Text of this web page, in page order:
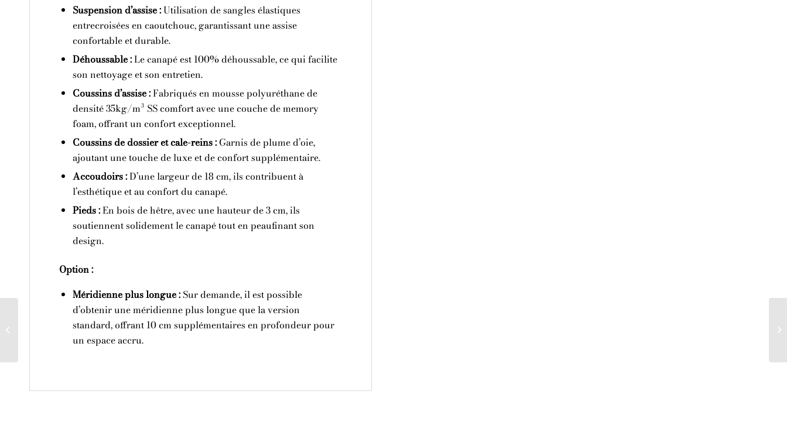
Suspension d’assise :Utilisation de sangles élastiques
entrecroisées en caoutchouc, garantissant une assise
confortable et durable.
Déhoussable :Le canapé est 100% déhoussable, ce qui facilite
son nettoyage et son entretien.
Coussins d’assise :Fabriqués en mousse polyuréthane de
densité 35kg/m³ SS comfort avec une couche de memory
foam, offrant un confort exceptionnel.
Coussins de dossier et cale-reins :Garnis de plume d’oie,
ajoutant une touche de luxe et de confort supplémentaire.
Accoudoirs :D’une largeur de 18 cm, ils contribuent à
l’esthétique et au confort du canapé.
Pieds :En bois de hêtre, avec une hauteur de 3 cm, ils
soutiennent solidement le canapé tout en peaufinant son
design.
Option :
Méridienne plus longue :Sur demande, il est possible
d’obtenir une méridienne plus longue que la version
standard, offrant 10 cm supplémentaires en profondeur pour
un espace accru.